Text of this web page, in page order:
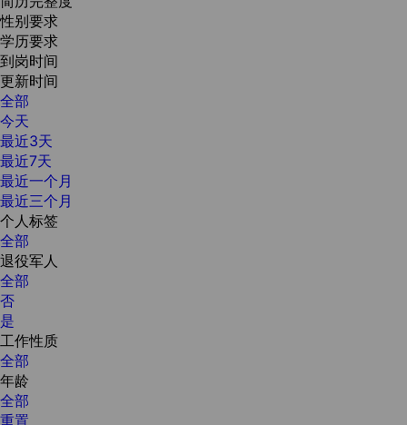
性别要求
学历要求
到岗时间
更新时间
全部
今天
最近3天
最近7天
最近一个月
最近三个月
个人标签
全部
退役军人
全部
否
是
工作性质
全部
年龄
全部
重置